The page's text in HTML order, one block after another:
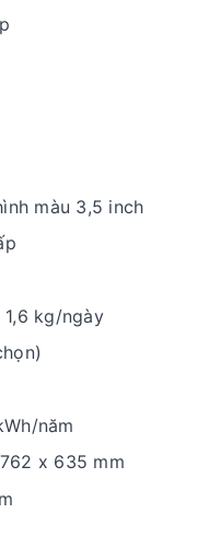
màu 3,5 inch
kg/ngày
năm
x 635 mm